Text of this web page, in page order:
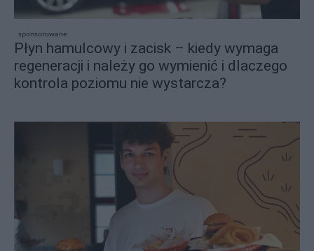
sponsorowane
Płyn hamulcowy i zacisk – kiedy wymaga
regeneracji i należy go wymienić i dlaczego
kontrola poziomu nie wystarcza?